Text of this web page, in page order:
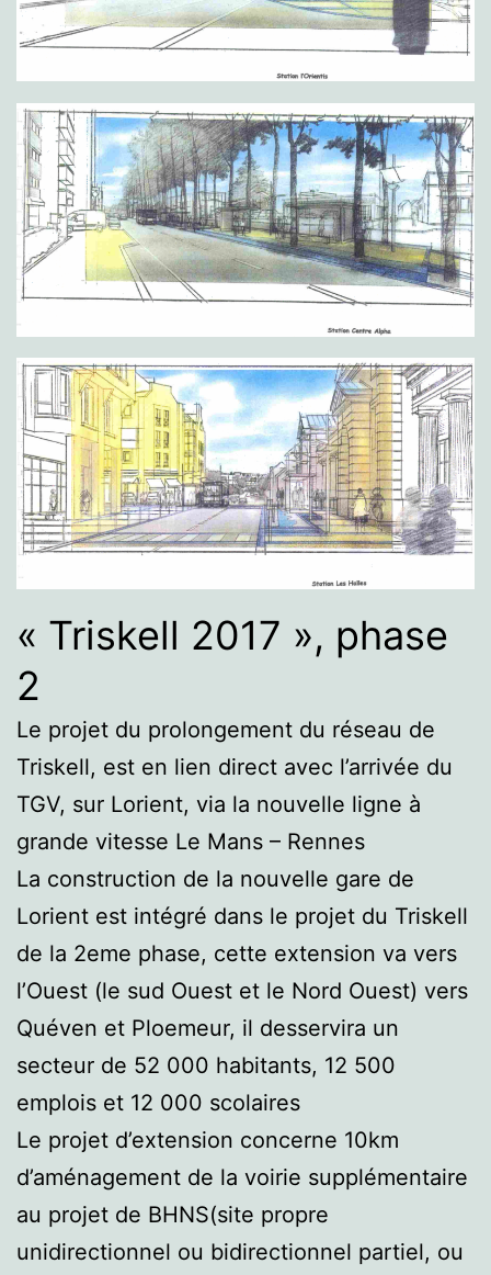
« Triskell 2017 », phase
2
Le projet du prolongement du réseau de
Triskell, est en lien direct avec l’arrivée du
TGV, sur Lorient, via la nouvelle ligne à
grande vitesse Le Mans – Rennes
La construction de la nouvelle gare de
Lorient est intégré dans le projet du Triskell
de la 2eme phase, cette extension va vers
l’Ouest (le sud Ouest et le Nord Ouest) vers
Quéven et Ploemeur, il desservira un
secteur de 52 000 habitants, 12 500
emplois et 12 000 scolaires
Le projet d’extension concerne 10km
d’aménagement de la voirie supplémentaire
au projet de BHNS(site propre
unidirectionnel ou bidirectionnel partiel, ou